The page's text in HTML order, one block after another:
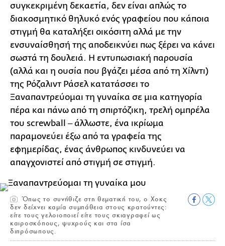
συγκεκριμένη δεκαετία, δεν είναι απλώς το
διακοσμητικό θηλυκό ενός γραφείου που κάποια
στιγμή θα καταλήξει οικόσιτη αλλά με την
ενσυναίσθησή της αποδεικνύει πως ξέρει να κάνει
σωστά τη δουλειά. Η εντυπωσιακή παρουσία
(αλλά και η ουσία που βγάζει μέσα από τη Χίλντι)
της Ρόζαλιντ Ράσελ κατατάσσει το
Ξαναπαντρεύομαι τη γυναίκα σε μια κατηγορία
πέρα και πάνω από τη σπιρτόζικη, τρελή ομπρέλα
του screwball ‒ άλλωστε, ένα ικρίωμα
παραμονεύει έξω από τα γραφεία της
εφημερίδας, ένας άνθρωπος κινδυνεύει να
απαγχονιστεί από στιγμή σε στιγμή.
Όπως το συνήθιζε στη θεματική του, ο Χοκς
δεν δείχνει καμία συμπάθεια στους κρατούντες:
είτε τους γελοιοποιεί είτε τους σκιαγραφεί ως
καιροσκόπους, ψυχρούς και στα ίσα
διπρόσωπους.